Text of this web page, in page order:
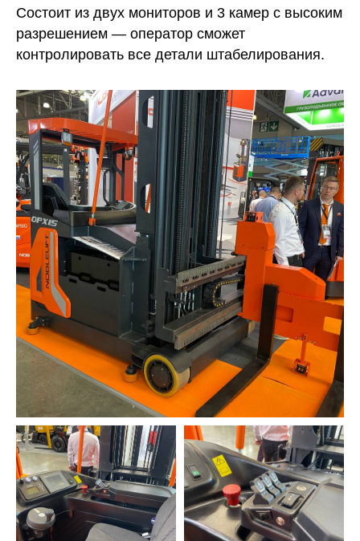
Состоит из двух мониторов и 3 камер с высоким
разрешением — оператор сможет
контролировать все детали штабелирования.